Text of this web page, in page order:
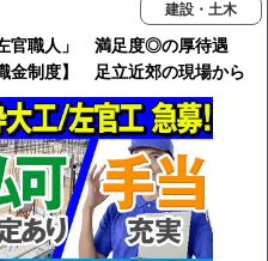
建設・土木
左官職人」 満足度◎の厚待遇
金制度】 足立近郊の現場から